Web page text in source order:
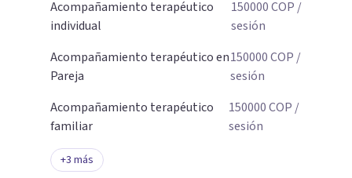
Acompañamiento terapéutico
individual
150000COP /
sesión
Acompañamiento terapéutico en
Pareja
150000COP /
sesión
Acompañamiento terapéutico
familiar
150000COP /
sesión
+3 más